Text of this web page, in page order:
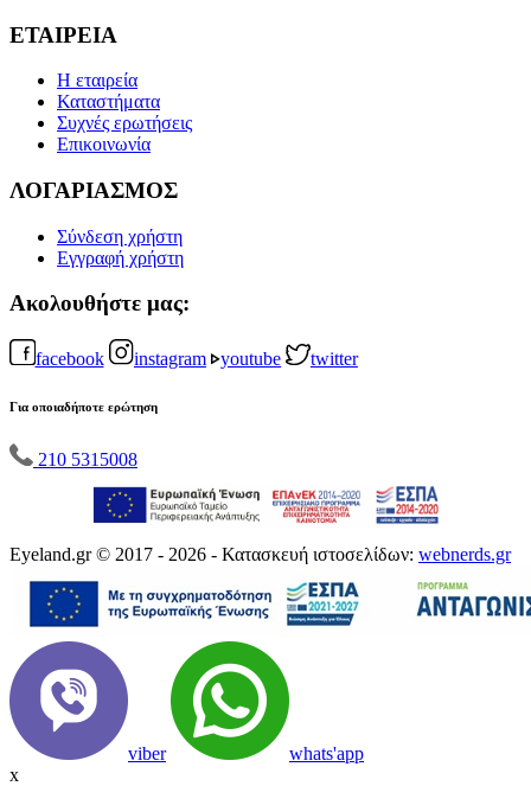
ΕΤΑΙΡΕΙΑ
Η εταιρεία
Καταστήματα
Συχνές ερωτήσεις
Επικοινωνία
ΛΟΓΑΡΙΑΣΜΟΣ
Σύνδεση χρήστη
Εγγραφή χρήστη
Ακολουθήστε μας:
facebook instagram youtube twitter
Για οποιαδήποτε ερώτηση
210 5315008
Eyeland.gr © 2017 - 2026 - Κατασκευή ιστοσελίδων: webnerds.gr
viber
whats'app
x